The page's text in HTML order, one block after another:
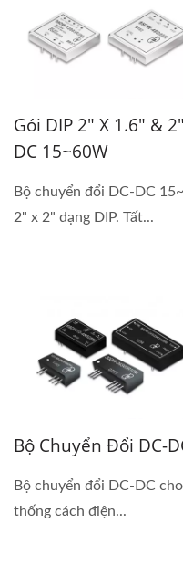
Gói DIP 2" X 1.6" &
DC 15~60W
Bộ chuyển đổi DC-DC
2" x 2" dạng DIP. Tất...
Bộ Chuyển Đổi DC-
Bộ chuyển đổi DC-DC
thống cách điện...